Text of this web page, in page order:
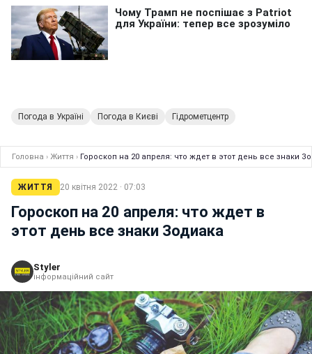
Погода в Україні Погода в Києві Гідрометцентр
Головна › Життя › Гороскоп на 20 апреля: что ждет в этот день все знаки
ЖИТТЯ 20 квітня 2022 · 07:03
Гороскоп на 20 апреля: что ждет в
этот день все знаки Зодиака
Styler
інформаційний сайт